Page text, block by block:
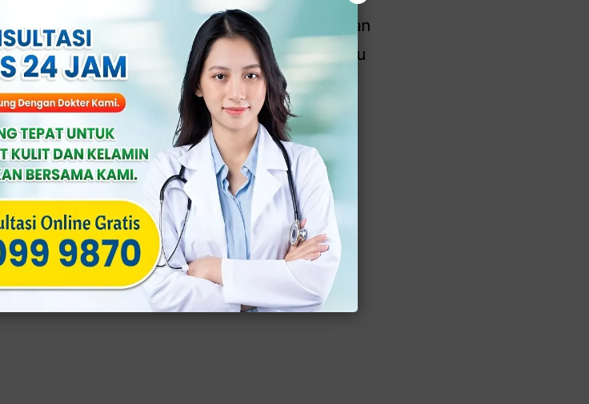
oleh berbagai faktor, termasuk kebersihan
mendasarinya dan faktor lingkungan atau
terlihat antara lain: